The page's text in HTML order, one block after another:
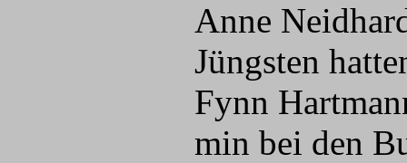
Anne
Jüngsten
Fynn
min bei den